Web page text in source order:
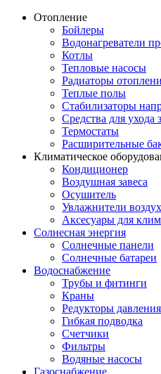
Отопление
Бойлеры
Водонагреватели
Котлы
Тепловые насосы
Радиаторы
Теплые полы
Стабилизаторы
Средства для ухода
Термостаты
Расширительные
Климатическое
Кондиционер
Воздушная завеса
Осушитель
Увлажнители
Аксесуары для
Солнесная энергия
Cолнечные панели
Солнечные батареи
Водоснабжение
Трубы и фитинги
Краны
Редукторы
Гибкая подводка
Счетчики
Фильтры
Водяные насосы
Газоснабжение